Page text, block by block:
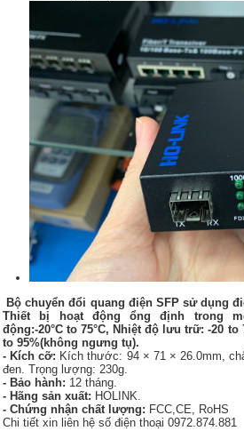
Bộ chuyển đổi quang điện SFP sử dụng
Thiết bị hoạt động ổng định trong
động:-20°C to 75°C, Nhiệt độ lưu trữ: -20
to 95%(không ngưng tụ).
- Kích cỡ: Kích thước: 94 × 71 × 26.0mm,
đen. Trọng lượng: 230g.
- Bảo hành: 12 tháng.
- Hãng sản xuất: HOLINK.
- Chứng nhận chất lượng: FCC,CE, RoHS
Chi tiết xin liên hệ số điện thoại 0972.874.881